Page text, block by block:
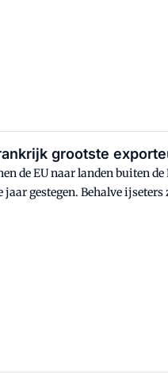
grootste
de EU naar landen buiten de
gestegen. Behalve